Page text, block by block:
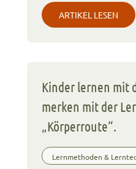
ARTIKEL LESEN
Kinder lernen mit
merken mit der
„Körperroute“.
Lernmethoden &